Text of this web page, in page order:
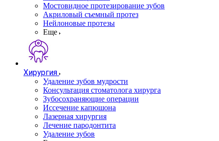
Мостовидное протезирование зубов
Акриловый съемный протез
Нейлоновые протезы
Еще
Хирургия
Удаление зубов мудрости
Консультация стоматолога хирурга
Зубосохраняющие операции
Иссечение капюшона
Лазерная хирургия
Лечение пародонтита
Удаление зубов